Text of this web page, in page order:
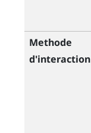
Methode
d'interaction